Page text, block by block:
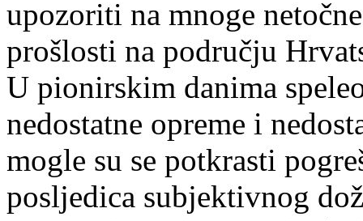
upozoriti na mnoge
prošlosti na području
U pionirskim danima
nedostatne opreme i
mogle su se potkrasti
posljedica subjektivnog